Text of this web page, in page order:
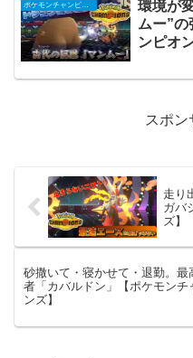
環境が
ムー”の
ンピオ
スポン
走り
ガバ
ズ】
砂撒いて・寝かせて・退勤。最
者「カバルドン」【ポケモンチ
ンズ】